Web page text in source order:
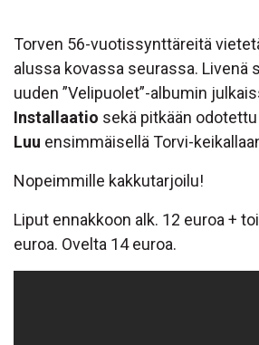
Torven 56-vuotissynttäreitä
alussa kovassa seurassa. Livenä
uuden ”Velipuolet”-albumin
Installaatio sekä pitkään
Luu ensimmäisellä Torvi-
Nopeimmille kakkutarjoilu!
Liput ennakkoon alk. 12 euroa +
euroa. Ovelta 14 euroa.